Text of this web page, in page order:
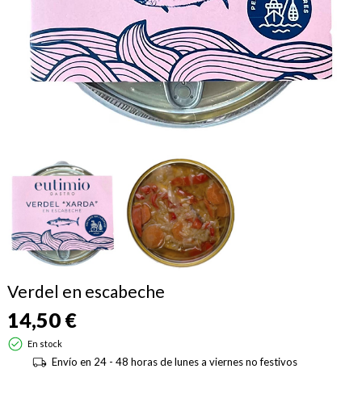
Verdel en escabeche
14,50 €
En stock
Envío en 24 - 48 horas de lunes a viernes no festivos